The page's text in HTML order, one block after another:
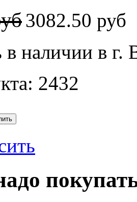
3082.50 руб
в наличии в г.
2432